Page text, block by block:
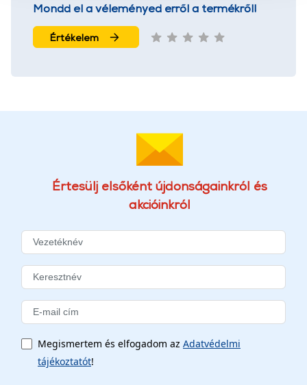
További információk:ÁSZF és Adatvédelem
Mondd el a véleményed erről a termékről!
Értékelem
Értesülj elsőként újdonságainkról és
akcióinkról
Megismertem és elfogadom az Adatvédelmi
tájékoztatót!